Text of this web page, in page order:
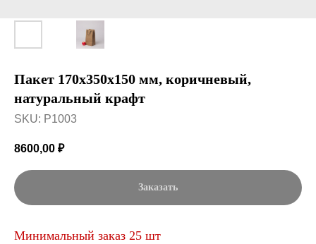
Пакет 170x350x150 мм, коричневый,
натуральный крафт
SKU: P1003
8600,00 ₽
Заказать
Минимальный заказ 25 шт